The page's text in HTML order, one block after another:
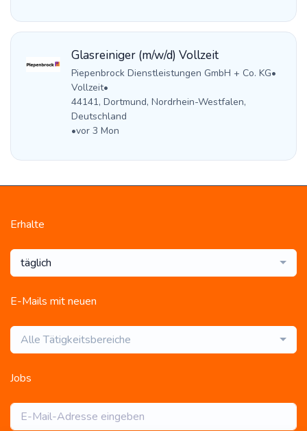
Glasreiniger (m/w/d) Vollzeit
Piepenbrock Dienstleistungen GmbH + Co. KG•
Vollzeit•
44141, Dortmund, Nordrhein-Westfalen,
Deutschland
•vor 3 Mon
Erhalte
täglich
E-Mails mit neuen
Alle Tätigkeitsbereiche
Jobs